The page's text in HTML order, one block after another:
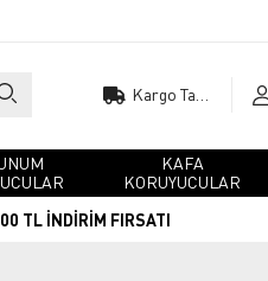
KAFA
KORUYUCULAR
TL İNDİRİM FIRSATI